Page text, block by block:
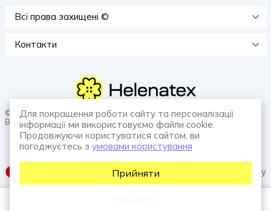
Всi права захищенi ©
Контакти
© 2026 HELENATEX «Ґудзики, вішаки, нитки. Власне виробництво.
Все для швейної справи.»
SUFIX web agency
Для покращення роботи сайту та персоналізації
інформації ми використовуємо файли cookie.
Продовжуючи користуватися сайтом, ви
погоджуєтесь з умовами користування
Прийняти